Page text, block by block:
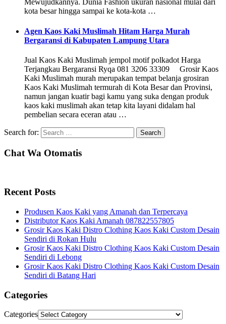
Mewujudkannya. Dunia Fashion ukuran nasional mulai dari
kota besar hingga sampai ke kota-kota …
Agen Kaos Kaki Muslimah Hitam Harga Murah
Bergaransi di Kabupaten Lampung Utara
Jual Kaos Kaki Muslimah jempol motif polkadot Harga
Terjangkau Bergaransi Ryqa 081 3206 33309 Grosir Kaos
Kaki Muslimah murah merupakan tempat belanja grosiran
Kaos Kaki Muslimah termurah di Kota Besar dan Provinsi,
namun jangan kuatir bagi kamu yang suka dengan produk
kaos kaki muslimah akan tetap kita layani didalam hal
pembelian secara eceran atau …
Search for:
Chat Wa Otomatis
Recent Posts
Produsen Kaos Kaki yang Amanah dan Terpercaya
Distributor Kaos Kaki Amanah 087822557805
Grosir Kaos Kaki Distro Clothing Kaos Kaki Custom Desain
Sendiri di Rokan Hulu
Grosir Kaos Kaki Distro Clothing Kaos Kaki Custom Desain
Sendiri di Lebong
Grosir Kaos Kaki Distro Clothing Kaos Kaki Custom Desain
Sendiri di Batang Hari
Categories
Categories